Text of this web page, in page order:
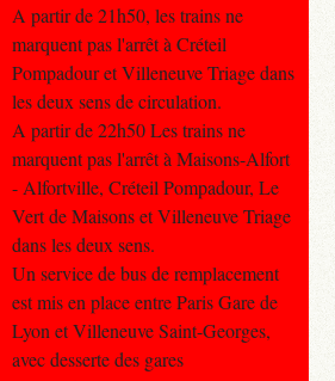
A partir de 21h50, les trains ne
marquent pas l'arrêt à Créteil
Pompadour et Villeneuve Triage dans
les deux sens de circulation.
A partir de 22h50 Les trains ne
marquent pas l'arrêt à Maisons-Alfort
- Alfortville, Créteil Pompadour, Le
Vert de Maisons et Villeneuve Triage
dans les deux sens.
Un service de bus de remplacement
est mis en place entre Paris Gare de
Lyon et Villeneuve Saint-Georges,
avec desserte des gares